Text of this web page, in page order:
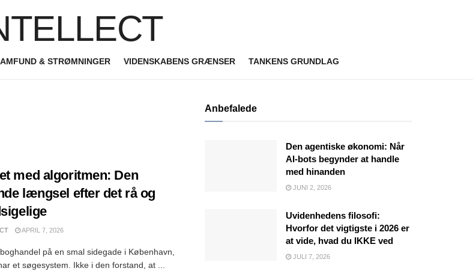
& STRØMNINGER VIDENSKABENS GRÆNSER TANKENS GRUNDLAG
med algoritmen: Den
længsel efter det rå og
APRIL 7, 2026
på en smal sidegade i København,
et søgesystem. Ikke i den forstand, at ...
Anbefalede
Den agentiske økonomi: Når
AI-bots begynder at handle
med hinanden
JUNI 2, 2026
Uvidenhedens filosofi:
Hvorfor det vigtigste i 2026 er
at vide, hvad du IKKE ved
JULI 7, 2026